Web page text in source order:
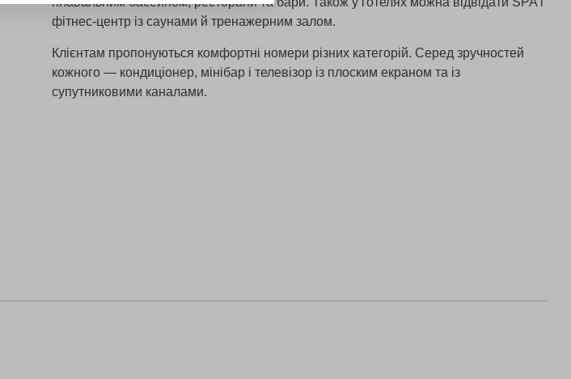
фітнес-центр із саунами й тренажерним залом.
Клієнтам пропонуються комфортні номери різних категорій. Серед зручностей
кожного — кондиціонер, мінібар і телевізор із плоским екраном та із
супутниковими каналами.